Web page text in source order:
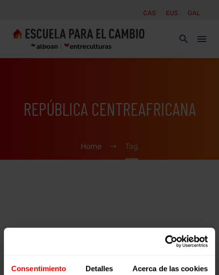
Consentimiento Detalles Acerca de las cookies
CAS EUS GAL
REPÚBLICA CENTREAFRICANA
Home Tag
1
Pregunta
2023